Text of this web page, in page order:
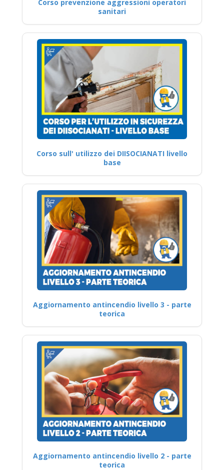
Corso prevenzione aggressioni operatori
sanitari
Corso sull' utilizzo dei DIISOCIANATI livello
base
Aggiornamento antincendio livello 3 - parte
teorica
Aggiornamento antincendio livello 2 - parte
teorica